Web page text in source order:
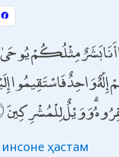
أَنَا بَشَرٌ مِثْلُكُمْ يُوحَىٰ
وَاحِدٌ فَاسْتَقِيمُوا
وَوَيْلٌ لِلْمُشْرِكِينَ
ҳастам